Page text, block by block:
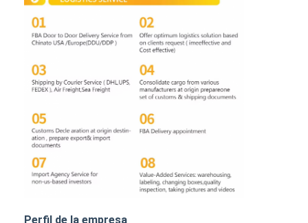
Perfil de la empresa